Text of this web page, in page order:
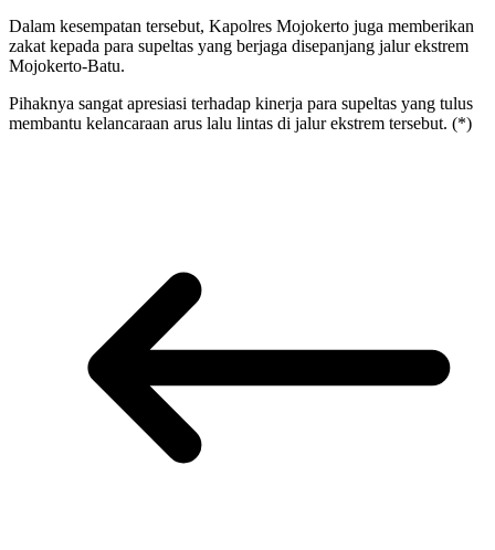
Dalam kesempatan tersebut, Kapolres Mojokerto juga memberikan
zakat kepada para supeltas yang berjaga disepanjang jalur ekstrem
Mojokerto-Batu.
Pihaknya sangat apresiasi terhadap kinerja para supeltas yang tulus
membantu kelancaraan arus lalu lintas di jalur ekstrem tersebut. (*)